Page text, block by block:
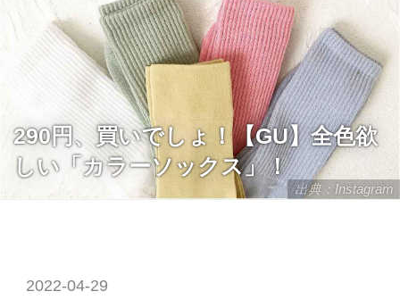
出典：Instagram
290円、買いでしょ！【GU】全色欲
しい「カラーソックス」！
2022-04-29